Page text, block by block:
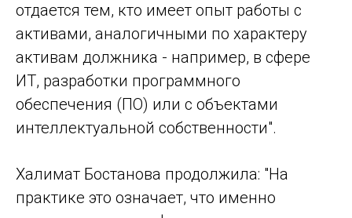
отдается тем, кто имеет опыт работы с
активами, аналогичными по характеру
активам должника - например, в сфере
ИТ, разработки программного
обеспечения (ПО) или с объектами
интеллектуальной собственности".
Халимат Бостанова продолжила: "На
практике это означает, что именно